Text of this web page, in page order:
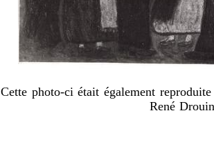
Cette photo-ci était également
René